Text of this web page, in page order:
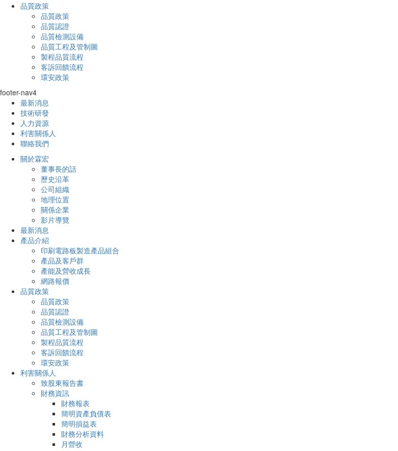
品質政策
品質政策
品質認證
品質檢測設備
品質工程及管制圖
製程品質流程
客訴回饋流程
環安政策
footer-nav4
最新消息
技術研發
人力資源
利害關係人
聯絡我們
關於霖宏
董事長的話
歷史沿革
公司組織
地理位置
關係企業
影片導覽
最新消息
產品介紹
印刷電路板製造產品組合
產品及客戶群
產能及營收成長
網路報價
品質政策
品質政策
品質認證
品質檢測設備
品質工程及管制圖
製程品質流程
客訴回饋流程
環安政策
利害關係人
致股東報告書
財務資訊
財務報表
簡明資產負債表
簡明損益表
財務分析資料
月營收